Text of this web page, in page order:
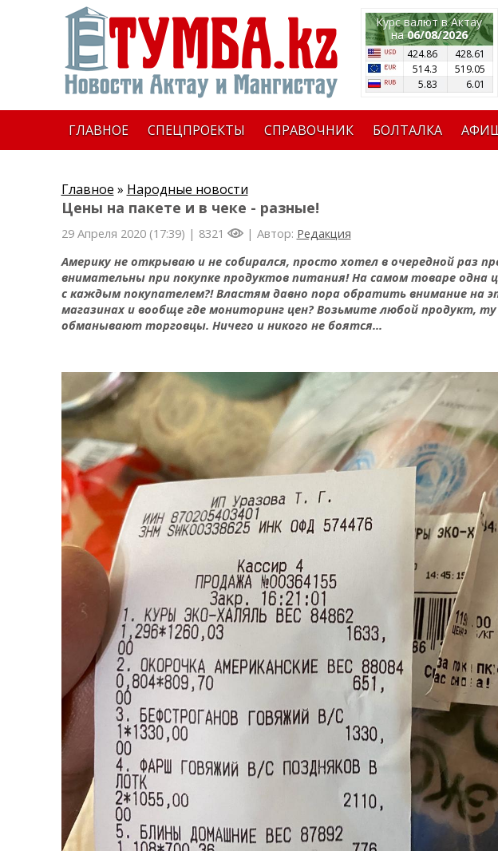
Курс валют в Актау
на06/08/2026
424.86
428.61
514.3
519.05
5.83
6.01
ГЛАВНОЕ СПЕЦПРОЕКТЫ СПРАВОЧНИК БОЛТАЛКА
Главное » Народные новости
Цены на пакете и в чеке - разные!
29 Апреля 2020 (17:39) | 8321 | Автор: Редакция
Америку не открываю и не собирался, просто хотел в очередной раз
внимательны при покупке продуктов питания! На самом товаре одна
с каждым покупателем?! Властям давно пора обратить внимание на
магазинах и вообще где мониторинг цен? Возьмите любой продукт,
обманывают торговцы. Ничего и никого не боятся...